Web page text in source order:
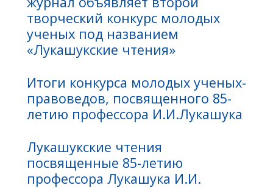
творческий конкурс молодых
ученых под названием
«Лукашукские чтения»
Итоги конкурса молодых ученых-
правоведов, посвященного 85-
летию профессора И.И.Лукашука
Лукашукские чтения
посвященные 85-летию
профессора Лукашука И.И.